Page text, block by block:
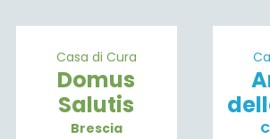
Casa di Cura
Domus
Salutis
Brescia